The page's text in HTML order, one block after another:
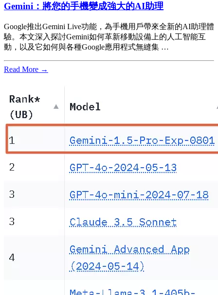
Gemini：將您的手機變成強大的AI助理
Google推出Gemini Live功能，為手機用戶帶來全新的AI助理體
驗。本文深入探討Gemini如何革新移動設備上的人工智能互
動，以及它如何與各種Google應用程式無縫集 …
Read More →